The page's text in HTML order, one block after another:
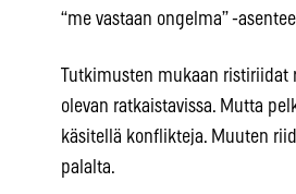
“me vastaan ongelma” -
Tutkimusten mukaan ristiriidat
olevan ratkaistavissa. Mutta
käsitellä konflikteja. Muuten
palalta.